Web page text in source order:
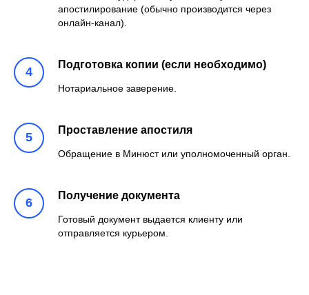
апостилирование (обычно производится через
онлайн-канал).
Подготовка копии (если необходимо)
Нотариальное заверение.
Проставление апостиля
Обращение в Минюст или уполномоченный орган.
Получение документа
Готовый документ выдается клиенту или
отправляется курьером.